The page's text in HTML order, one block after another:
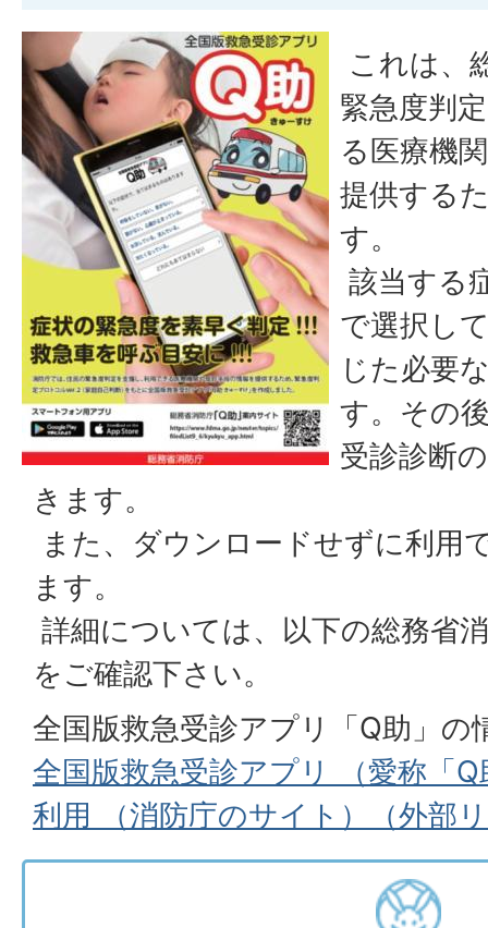
これは、
緊急度判
る医療機
提供する
す。
該当する
で選択し
じた必要
す。その
受診診断
きます。
また、ダウンロードせずに利用
ます。
詳細については、以下の総務省
をご確認下さい。
全国版救急受診アプリ「Q助」の
全国版救急受診アプリ （愛称「
利用 （消防庁のサイト）（外部